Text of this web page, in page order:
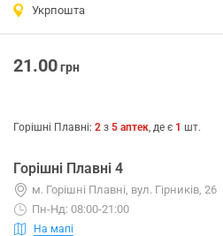
Укрпошта
21.00грн
Горішні Плавні: 2 з 5 аптек, де є 1 шт.
Горішні Плавні 4
м. Горішні Плавні, вул. Гірників, 26
Пн-Нд: 08:00-21:00
На мапі